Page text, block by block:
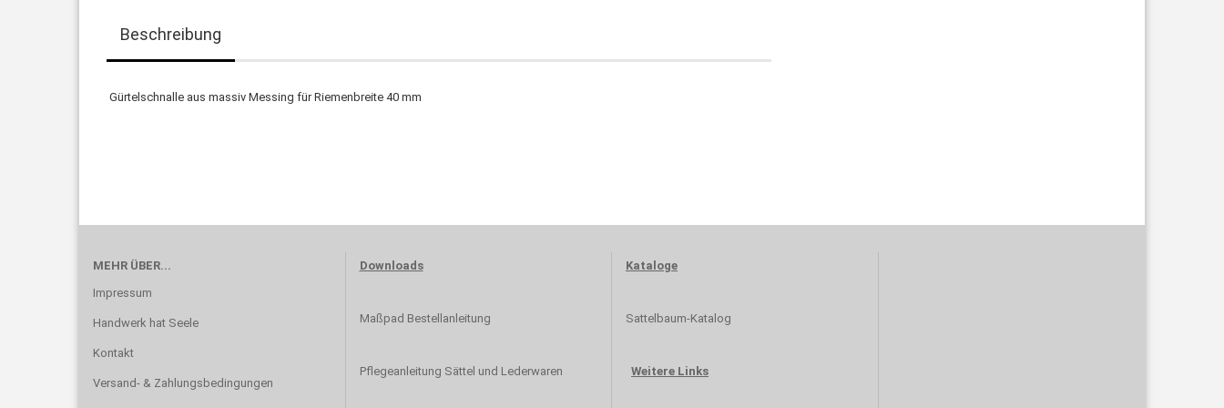
Beschreibung
Gürtelschnalle aus massiv Messing für Riemenbreite 40 mm
MEHR ÜBER...
Impressum
Handwerk hat Seele
Kontakt
Versand- & Zahlungsbedingungen
Downloads
Maßpad Bestellanleitung
Pflegeanleitung Sättel und Lederwaren
Kataloge
Sattelbaum-Katalog
Weitere Links